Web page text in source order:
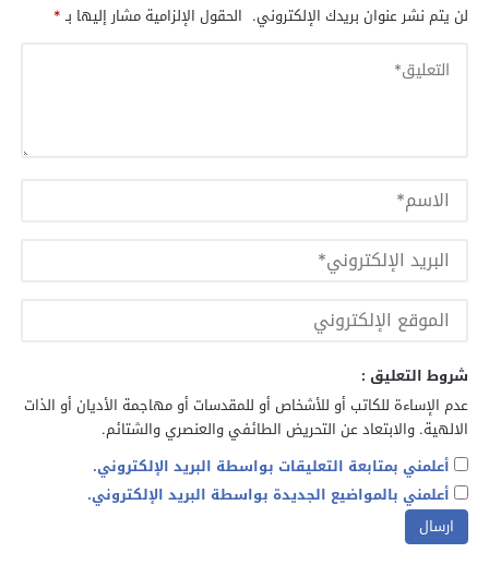
لن يتم نشر عنوان بريدك الإلكتروني. الحقول الإلزامية مشار إليها بـ*
شروط التعليق :
عدم الإساءة للكاتب أو للأشخاص أو للمقدسات أو مهاجمة الأديان أو الذات
الالهية. والابتعاد عن التحريض الطائفي والعنصري والشتائم.
أعلمني بمتابعة التعليقات بواسطة البريد الإلكتروني.
أعلمني بالمواضيع الجديدة بواسطة البريد الإلكتروني.